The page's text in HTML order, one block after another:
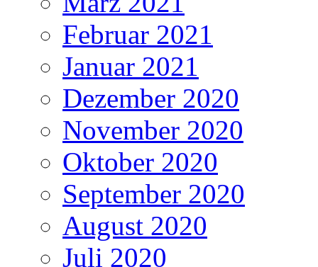
Februar 2021
Januar 2021
Dezember 2020
November 2020
Oktober 2020
September 2020
August 2020
Juli 2020